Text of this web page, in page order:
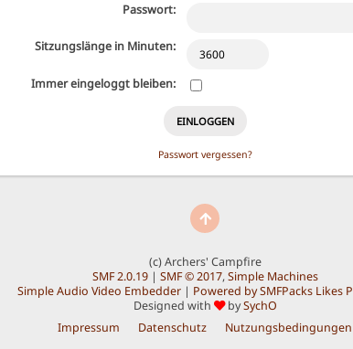
Passwort:
Sitzungslänge in Minuten:
Immer eingeloggt bleiben:
Passwort vergessen?
(c) Archers' Campfire
SMF 2.0.19| SMF © 2017,Simple Machines
Simple Audio Video Embedder | Powered by SMFPacks Likes
Designed with
bySychO
Impressum
Datenschutz Nutzungsbedingungen